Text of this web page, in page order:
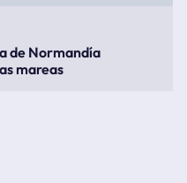
de Normandía
mareas